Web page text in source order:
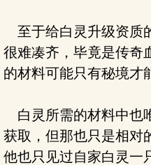
至于给白灵升级资质
很难凑齐，毕竟是传奇
的材料可能只有秘境才
白灵所需的材料中也
获取，但那也只是相对
他也只见过自家白灵一